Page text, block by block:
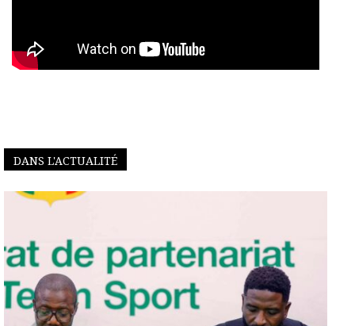
DANS L'ACTUALITÉ